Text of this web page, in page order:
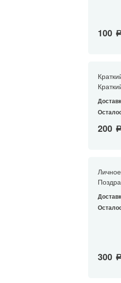
100
200
300